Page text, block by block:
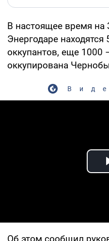
В настоящее время
Энергодаре находятся
оккупантов, еще 1000
оккупирована
Об этом сообщил